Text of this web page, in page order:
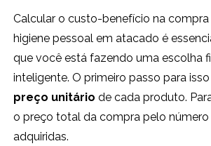
Calcular o custo-benefício na
higiene pessoal em atacado é
que você está fazendo uma escolha
inteligente. O primeiro passo para
preço unitário de cada produto.
o preço total da compra pelo número
adquiridas.